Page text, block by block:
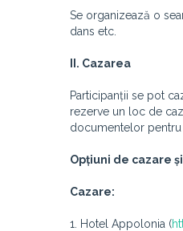
Se organizează o
dans etc.
II. Cazarea
Participanții se pot
rezerve un loc de
documentelor pentru
Opțiuni de cazare
Cazare:
1. Hotel Appolonia (